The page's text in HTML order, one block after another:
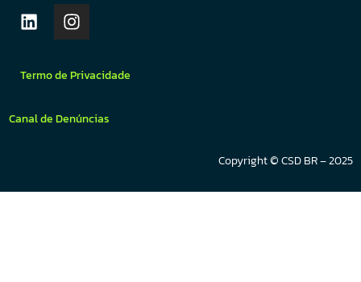
Termo de Privacidade
Canal de Denúncias
Copyright © CSD BR – 2025